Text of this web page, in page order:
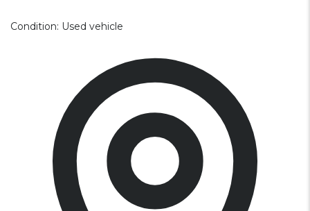
Condition: Used vehicle